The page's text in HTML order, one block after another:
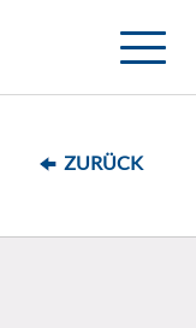
Toggle
ZURÜCK